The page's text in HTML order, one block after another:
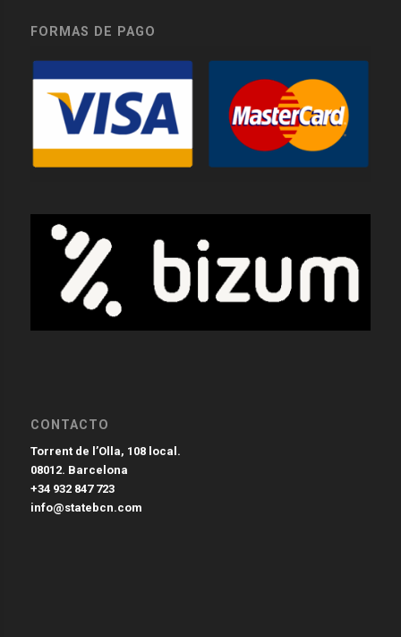
FORMAS DE PAGO
CONTACTO
Torrent de l’Olla, 108 local.
08012. Barcelona
+34 932 847 723
info@statebcn.com